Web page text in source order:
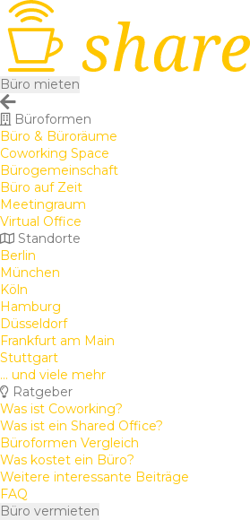
Büro mieten
Büroformen
Büro & Büroräume
Coworking Space
Bürogemeinschaft
Büro auf Zeit
Meetingraum
Virtual Office
Standorte
Berlin
München
Köln
Hamburg
Düsseldorf
Frankfurt am Main
Stuttgart
... und viele mehr
Ratgeber
Was ist Coworking?
Was ist ein Shared Office?
Büroformen Vergleich
Was kostet ein Büro?
Weitere interessante Beiträge
FAQ
Büro vermieten